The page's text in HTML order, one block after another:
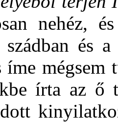
nehéz,
és
íme mégsem
írta az ő